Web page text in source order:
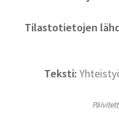
Tilastotietojen
Teksti: